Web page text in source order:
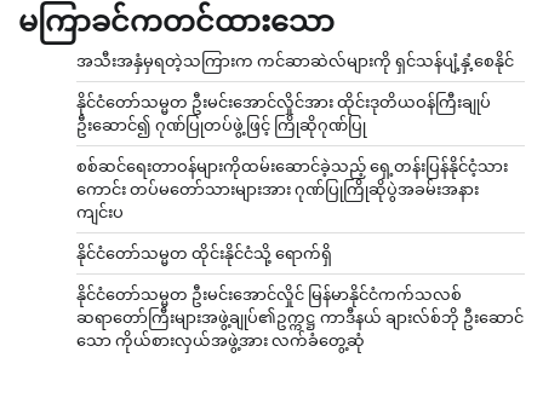
မကြာခင်ကတင်ထားသော
အသီးအနှံမှရတဲ့သကြားက ကင်ဆာဆဲလ်များကို ရှင်သန်ပျံ့နှံ့စေနိုင်
နိုင်ငံတော်သမ္မတ ဦးမင်းအောင်လှိုင်အား ထိုင်းဒုတိယဝန်ကြီးချုပ်
ဦးဆောင်၍ ဂုဏ်ပြုတပ်ဖွဲ့ဖြင့် ကြိုဆိုဂုဏ်ပြု
စစ်ဆင်ရေးတာဝန်များကိုထမ်းဆောင်ခဲ့သည့် ရှေ့တန်းပြန်နိုင်ငံ့သား
ကောင်း တပ်မတော်သားများအား ဂုဏ်ပြုကြိုဆိုပွဲအခမ်းအနား
ကျင်းပ
နိုင်ငံတော်သမ္မတ ထိုင်းနိုင်ငံသို့ ရောက်ရှိ
နိုင်ငံတော်သမ္မတ ဦးမင်းအောင်လှိုင် မြန်မာနိုင်ငံကက်သလစ်
ဆရာတော်ကြီးများအဖွဲ့ချုပ်၏ဥက္ကဋ္ဌ ကာဒီနယ် ချားလ်စ်ဘို ဦးဆောင်
သော ကိုယ်စားလှယ်အဖွဲ့အား လက်ခံတွေ့ဆုံ